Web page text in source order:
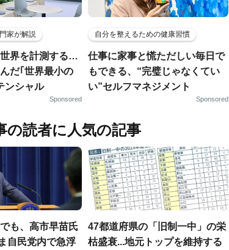
家が解説
世界を計測する…
だ｢世界最小の
ンシャル
Sponsored
自分を整えるための健康習慣
仕事に家事と慌ただしい毎日で
もできる、“完璧じゃなくてい
い”セルフマネジメント
Sponsored
の読者に人気の記事
も、高市早苗氏
自民党内で急浮
47都道府県の「旧制一中」の栄
枯盛衰...地元トップを維持する